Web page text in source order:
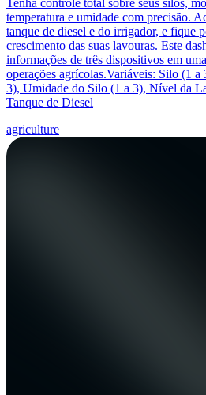
Tenha controle total sobre seus silos,
temperatura e umidade com precisão.
tanque de diesel e do irrigador, e fique
crescimento das suas lavouras. Este
informações de três dispositivos em
operações agrícolas.Variáveis: Silo (1
3), Umidade do Silo (1 a 3), Nível da
Tanque de Diesel
agriculture